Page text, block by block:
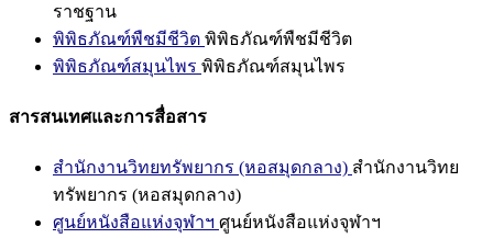
ราชฐาน
พิพิธภัณฑ์พืชมีชีวิต พิพิธภัณฑ์พืชมีชีวิต
พิพิธภัณฑ์สมุนไพร พิพิธภัณฑ์สมุนไพร
สารสนเทศและการสื่อสาร
สำนักงานวิทยทรัพยากร (หอสมุดกลาง) สำนักงานวิทย
ทรัพยากร (หอสมุดกลาง)
ศูนย์หนังสือแห่งจุฬาฯ ศูนย์หนังสือแห่งจุฬาฯ